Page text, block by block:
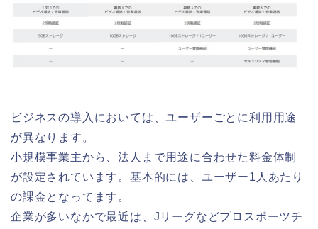
ビジネスの導入においては、ユーザーごとに利用用途
が異なります。
小規模事業主から、法人まで用途に合わせた料金体制
が設定されています。基本的には、ユーザー1人あたり
の課金となってます。
企業が多いなかで最近は、Jリーグなどプロスポーツチ